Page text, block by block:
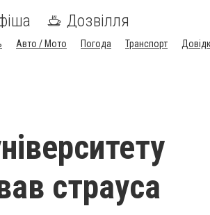
Дозвілля
Авто / Мото Погода Транспорт
страуса